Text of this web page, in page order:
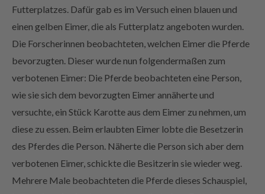
Futterplatzes. Dafür gab es im Versuch einen blauen und
einen gelben Eimer, die als Futterplatz angeboten wurden.
Die Forscherinnen beobachteten, welchen Eimer die Pferde
bevorzugten. Dieser wurde nun folgendermaßen zum
verbotenen Eimer: Die Pferde beobachteten eine Person,
wie sie sich dem bevorzugten Eimer annäherte und
versuchte, ein Stück Karotte aus dem Eimer zu nehmen, um
diese zu essen. Beim erlaubten Eimer lobte die Besetzerin
des Pferdes die Person. Näherte die Person sich aber dem
verbotenen Eimer, schickte die Besitzerin sie wieder weg.
Mehrere Male beobachteten die Pferde dieses Schauspiel,